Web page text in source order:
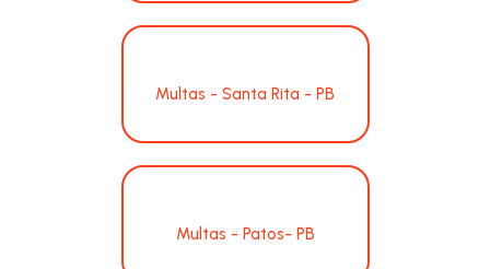
Multas - Santa Rita - PB
Multas - Patos- PB